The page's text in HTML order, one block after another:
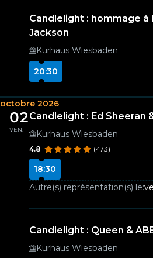
Candlelight : hommage à
Jackson
Kurhaus Wiesbaden
20:30
octobre 2026
02
VEN.
Candlelight : Ed Sheeran
Kurhaus Wiesbaden
4.8 (473)
18:30
Autre(s) représentation(s) le:
Candlelight : Queen &
Kurhaus Wiesbaden